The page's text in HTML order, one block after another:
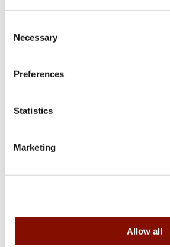
Selection
Necessary
Preferences
Statistics
Marketing
Allow all